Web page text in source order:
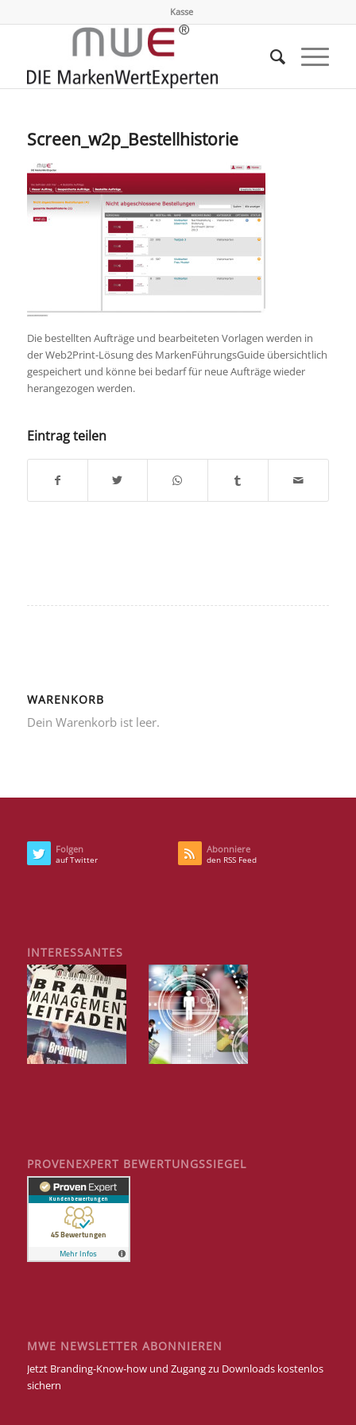
Kasse
Screen_w2p_Bestellhistorie
Die bestellten Aufträge und bearbeiteten Vorlagen werden in
der Web2Print-Lösung des MarkenFührungsGuide übersichtlich
gespeichert und könne bei bedarf für neue Aufträge wieder
herangezogen werden.
Eintrag teilen
WARENKORB
Dein Warenkorb ist leer.
Folgen
auf Twitter
Abonniere
den RSS Feed
INTERESSANTES
PROVENEXPERT BEWERTUNGSSIEGEL
MWE NEWSLETTER ABONNIEREN
Jetzt Branding-Know-how und Zugang zu Downloads kostenlos
sichern